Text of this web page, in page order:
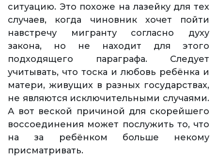
ситуацию. Это похоже на лазейку для тех
случаев, когда чиновник хочет пойти
навстречу мигранту согласно духу
закона, но не находит для этого
подходящего параграфа. Следует
учитывать, что тоска и любовь ребёнка и
матери, живущих в разных государствах,
не являются исключительными случаями.
А вот веской причиной для скорейшего
воссоединения может послужить то, что
на за ребёнком больше некому
присматривать.